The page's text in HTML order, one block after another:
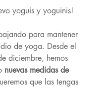
yoguis y yoguinis!
para mantener
de yoga. Desde el
diciembre, hemos
nuevas medidas de
que las tengas